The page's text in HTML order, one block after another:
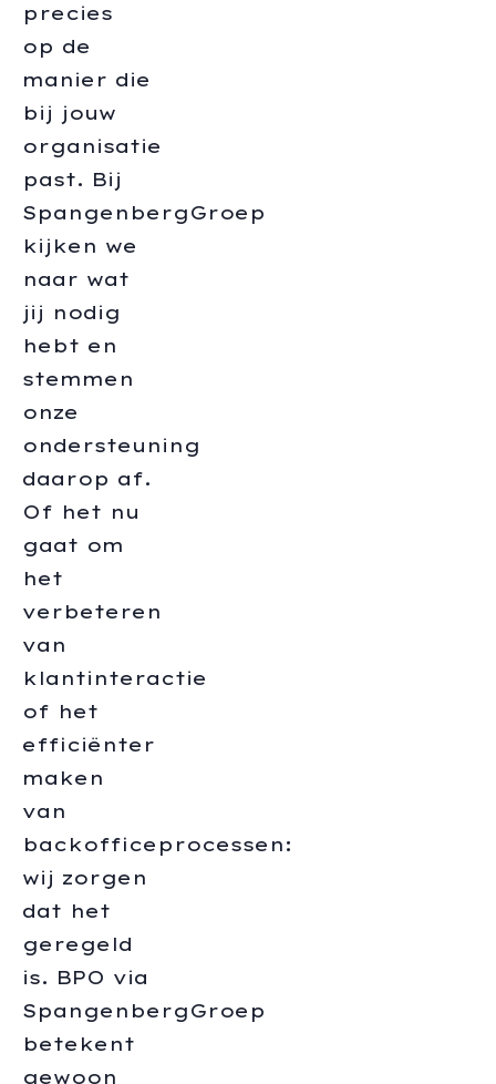
precies
op de
manier die
bij jouw
organisatie
past. Bij
SpangenbergGroep
kijken we
naar wat
jij nodig
hebt en
stemmen
onze
ondersteuning
daarop af.
Of het nu
gaat om
het
verbeteren
van
klantinteractie
of het
efficiënter
maken
van
backofficeprocessen:
wij zorgen
dat het
geregeld
is. BPO via
SpangenbergGroep
betekent
gewoon